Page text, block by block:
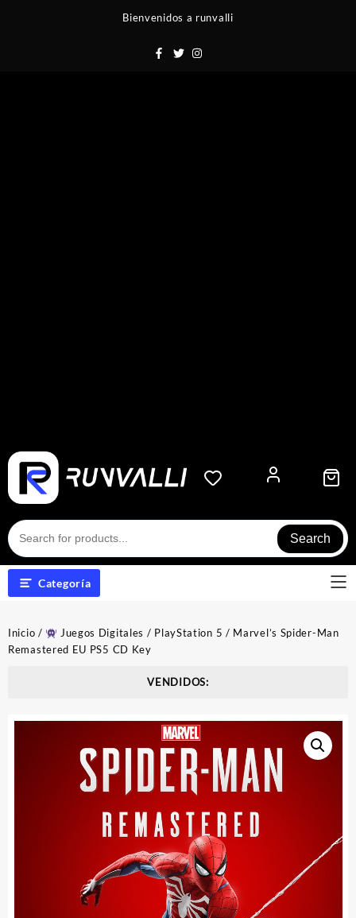
Bienvenidos a runvalli
Search
Categoría
Inicio / Juegos Digitales / PlayStation 5 / Marvel’s Spider-Man
Remastered EU PS5 CD Key
VENDIDOS: